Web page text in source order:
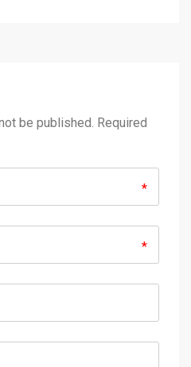
be published. Required
*
*